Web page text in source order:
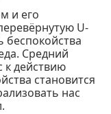
и его
U-
Средний
к действию
становится
нас